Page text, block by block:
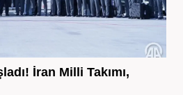
İran Milli Takımı,